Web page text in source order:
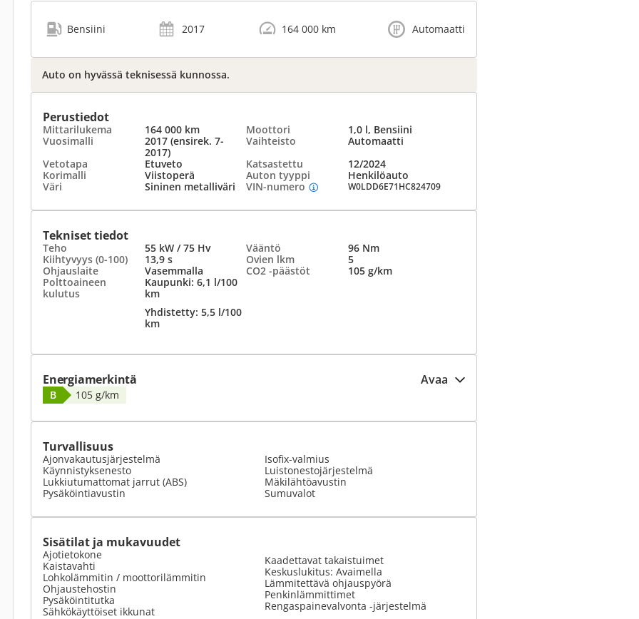
Bensiini 2017 164 000 km Automaatti
Auto on hyvässä teknisessä kunnossa.
Perustiedot
Mittarilukema 164 000 km Moottori
1,0 l, Bensiini
Vuosimalli
2017 (ensirek. 7-
2017)
Vaihteisto
Automaatti
Vetotapa
Etuveto Katsastettu
12/2024
Korimalli
Viistoperä Auton tyyppi
Henkilöauto
Väri
Sininen metalliväri VIN-numero W0LDD6E71HC824709
Tekniset tiedot
Teho 55 kW / 75 Hv Vääntö
96 Nm
Kiihtyvyys (0-100)
13,9 s Ovien lkm
5
Ohjauslaite
Vasemmalla CO2 -päästöt
105 g/km
Polttoaineen
kulutus
Kaupunki: 6,1 l/100
km
Yhdistetty: 5,5 l/100
km
Energiamerkintä Avaa
B 105 g/km
Turvallisuus
Ajonvakautusjärjestelmä
Käynnistyksenesto
Lukkiutumattomat jarrut (ABS)
Pysäköintiavustin
Isofix-valmius
Luistonestojärjestelmä
Mäkilähtöavustin
Sumuvalot
Sisätilat ja mukavuudet
Ajotietokone
Kaistavahti
Lohkolämmitin / moottorilämmitin
Ohjaustehostin
Pysäköintitutka
Sähkökäyttöiset ikkunat
Kaadettavat takaistuimet
Keskuslukitus: Avaimella
Lämmitettävä ohjauspyörä
Penkinlämmittimet
Rengaspainevalvonta -järjestelmä